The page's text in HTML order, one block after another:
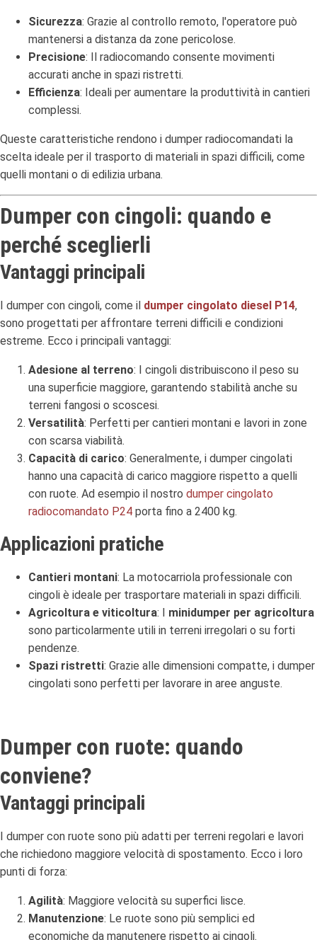
Sicurezza: Grazie al controllo remoto, l'operatore può
mantenersi a distanza da zone pericolose.
Precisione: Il radiocomando consente movimenti
accurati anche in spazi ristretti.
Efficienza: Ideali per aumentare la produttività in cantieri
complessi.
Queste caratteristiche rendono i dumper radiocomandati la
scelta ideale per il trasporto di materiali in spazi difficili, come
quelli montani o di edilizia urbana.
Dumper con cingoli: quando e
perché sceglierli
Vantaggi principali
I dumper con cingoli, come il dumper cingolato diesel P14,
sono progettati per affrontare terreni difficili e condizioni
estreme. Ecco i principali vantaggi:
Adesione al terreno: I cingoli distribuiscono il peso su
una superficie maggiore, garantendo stabilità anche su
terreni fangosi o scoscesi.
Versatilità: Perfetti per cantieri montani e lavori in zone
con scarsa viabilità.
Capacità di carico: Generalmente, i dumper cingolati
hanno una capacità di carico maggiore rispetto a quelli
con ruote. Ad esempio il nostro dumper cingolato
radiocomandato P24 porta fino a 2400 kg.
Applicazioni pratiche
Cantieri montani: La motocarriola professionale con
cingoli è ideale per trasportare materiali in spazi difficili.
Agricoltura e viticoltura: I minidumper per agricoltura
sono particolarmente utili in terreni irregolari o su forti
pendenze.
Spazi ristretti: Grazie alle dimensioni compatte, i dumper
cingolati sono perfetti per lavorare in aree anguste.
Dumper con ruote: quando
conviene?
Vantaggi principali
I dumper con ruote sono più adatti per terreni regolari e lavori
che richiedono maggiore velocità di spostamento. Ecco i loro
punti di forza:
Agilità: Maggiore velocità su superfici lisce.
Manutenzione: Le ruote sono più semplici ed
economiche da manutenere rispetto ai cingoli.